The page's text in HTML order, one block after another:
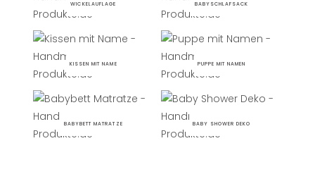
WICKELAUFLAGE BABYSCHLAFSACK
KISSEN MIT NAME PUPPE MIT NAMEN
BABYBETT MATRATZE BABY SHOWER DEKO